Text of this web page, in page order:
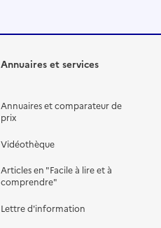
Annuaires et services
Annuaires et comparateur de
prix
Vidéothèque
Articles en "Facile à lire et à
comprendre"
Lettre d'information